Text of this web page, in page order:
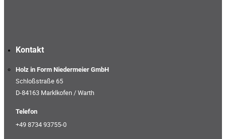
Kontakt
Holz in Form Niedermeier GmbH
Schloßstraße 65
D-84163 Marklkofen / Warth
Telefon
+49 8734 93755-0